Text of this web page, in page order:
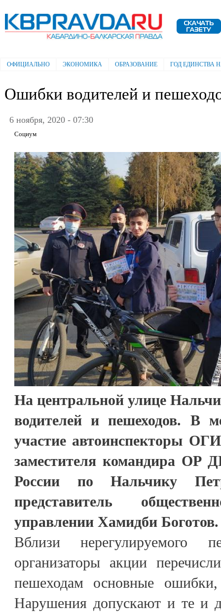
Электронная газета "Кабардино-
Балкарская правда"
Главное меню
ОФИЦИАЛЬНО ЭКОНОМИКА ОБРАЗОВАНИЕ ГОД ЕДИНСТВА
Ошибки водителей и
6 ноября, 2020 - 07:30
Социум
На центральной улице
водителей и пешеходов. В
участие автоинспекторы
заместителя командира ОР
России по Нальчику
представитель
управлении Хамидби Боготов.
Вблизи нерегулируемого
организаторы акции
пешеходам основные
Нарушения допускают и те и